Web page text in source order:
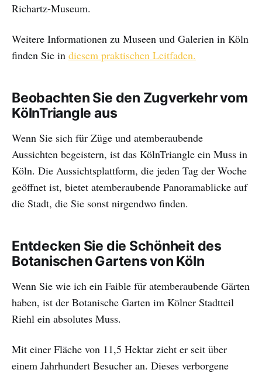
Richartz-Museum.
Weitere Informationen zu Museen und Galerien in Köln
finden Sie in diesem praktischen Leitfaden.
Beobachten Sie den Zugverkehr vom
KölnTriangle aus
Wenn Sie sich für Züge und atemberaubende
Aussichten begeistern, ist das KölnTriangle ein Muss in
Köln. Die Aussichtsplattform, die jeden Tag der Woche
geöffnet ist, bietet atemberaubende Panoramablicke auf
die Stadt, die Sie sonst nirgendwo finden.
Entdecken Sie die Schönheit des
Botanischen Gartens von Köln
Wenn Sie wie ich ein Faible für atemberaubende Gärten
haben, ist der Botanische Garten im Kölner Stadtteil
Riehl ein absolutes Muss.
Mit einer Fläche von 11,5 Hektar zieht er seit über
einem Jahrhundert Besucher an. Dieses verborgene